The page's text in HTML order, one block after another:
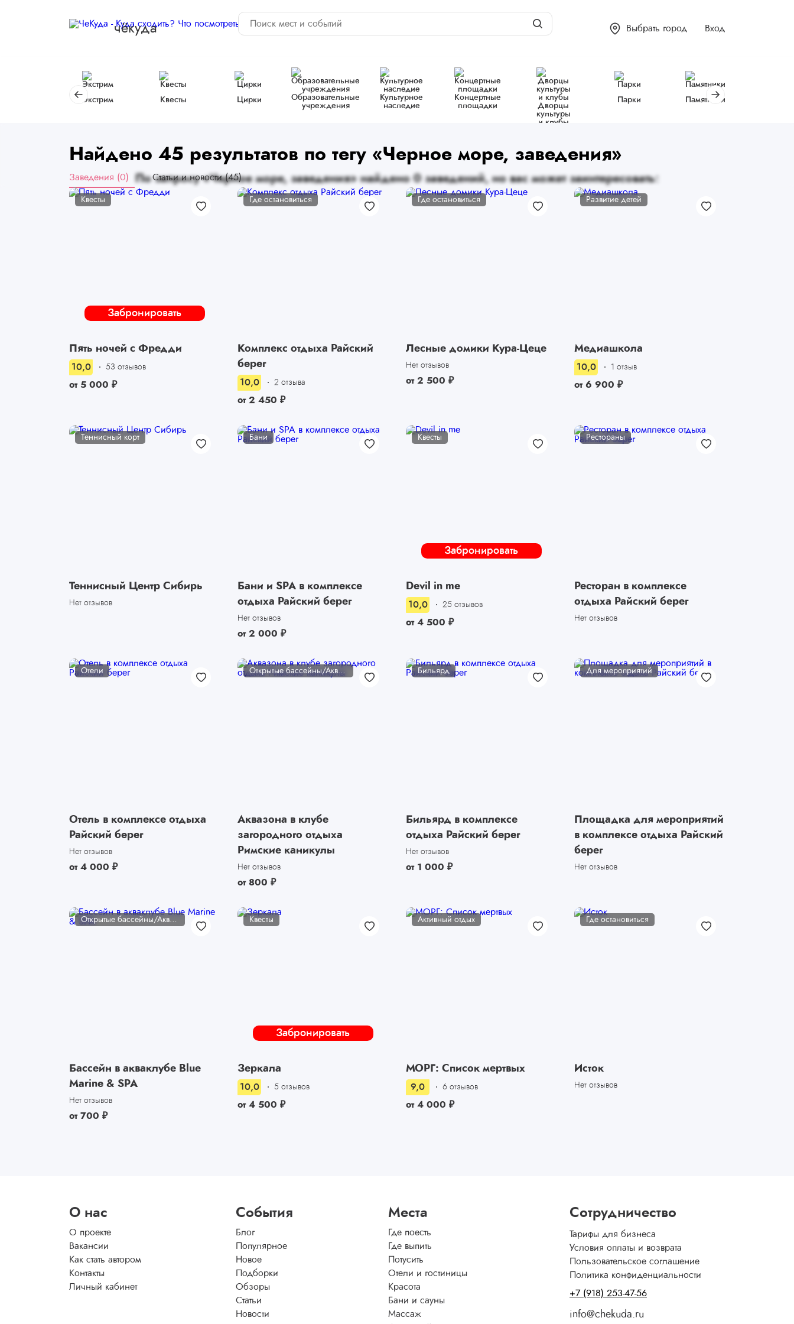
чёкуда Выбрать город Вход
Экстрим Квесты Цирки
Образовательные
учреждения
Культурное
наследие
Концертные
площадки
Дворцы
культуры
и клубы
Парки Памятники
Найдено 45 результатов по тегу «Черное море, заведения»
Заведения (0) Статьи и новости (45)
По запросу «Черное море, заведения» найдено 0 заведений, но вас может заинтересовать:
Забронировать
Квесты
Пять ночей с Фредди
10,0 53 отзывов
от 5 000 ₽
Где остановиться
Комплекс отдыха Райский
берег
10,0 2 отзыва
от 2 450 ₽
Где остановиться
Лесные домики Кура-Цеце
Нет отзывов
от 2 500 ₽
Развитие детей
Медиашкола
10,0 1 отзыв
от 6 900 ₽
Теннисный корт
Теннисный Центр Сибирь
Нет отзывов
Бани
Бани и SPA в комплексе
отдыха Райский берег
Нет отзывов
от 2 000 ₽
Забронировать
Квесты
Devil in me
10,0 25 отзывов
от 4 500 ₽
Рестораны
Ресторан в комплексе
отдыха Райский берег
Нет отзывов
Отели
Отель в комплексе отдыха
Райский берег
Нет отзывов
от 4 000 ₽
Аквазона в клубе
загородного отдыха
Римские каникулы
Нет отзывов
от 800 ₽
Бильярд
Бильярд в комплексе
отдыха Райский берег
Нет отзывов
от 1 000 ₽
Для мероприятий
Площадка для мероприятий
в комплексе отдыха Райский
берег
Нет отзывов
Бассейн в акваклубе Blue
Marine & SPA
Нет отзывов
от 700 ₽
Забронировать
Квесты
Зеркала
10,0 5 отзывов
от 4 500 ₽
Активный отдых
МОРГ: Список мертвых
9,0 6 отзывов
от 4 000 ₽
Где остановиться
Исток
Нет отзывов
О нас
О проекте
Вакансии
Как стать автором
Контакты
Личный кабинет
События
Блог
Популярное
Новое
Подборки
Обзоры
Статьи
Новости
Места
Где поесть
Где выпить
Потусить
Отели и гостиницы
Красота
Бани и сауны
Массаж
Сотрудничество
Тарифы для бизнеса
Условия оплаты и возврата
Пользовательское соглашение
Политика конфиденциальности
+7 (918) 253-47-56
info@chekuda.ru